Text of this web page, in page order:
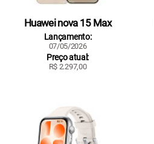
Huawei nova 15 Max
Lançamento:
07/05/2026
Preço atual:
R$ 2.297,00